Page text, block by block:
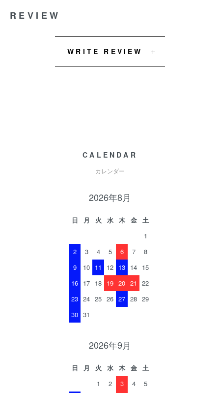
REVIEW
WRITE REVIEW
CALENDAR
カレンダー
2026年8月
日 月 火 水 木 金
土
1
2
3 4 5 6 7
8
9
10 11 12 13 14 15
16 17 18 19 20 21
22
23 24 25 26 27 28 29
30 31
2026年9月
日 月 火 水 木 金
土
1
2 3 4
5